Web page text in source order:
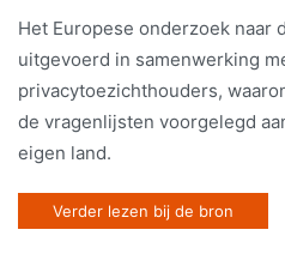
Het Europese onderzoek naar
uitgevoerd in samenwerking
privacytoezichthouders,
de vragenlijsten voorgelegd
eigen land.
Verder lezen bij de bron